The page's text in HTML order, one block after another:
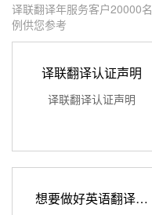
译联翻译年服务客户20000
例供您参考
译联翻译认证声明
译联翻译认证声明
想要做好英语翻译…